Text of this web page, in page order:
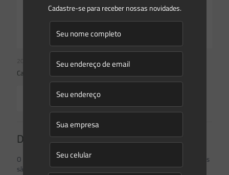
20/01/2022
Caio Henrique Bocchini
Read more
Deixe um comentário
O seu endereço de e-mail não será publicado.
Campos obrigatórios
são marcados com*
Cadastre-se para receber nossas novidades.